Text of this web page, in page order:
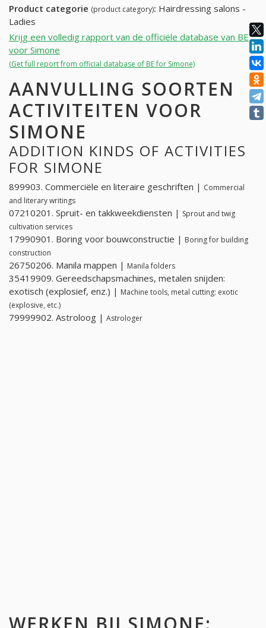
Product categorie (product category): Hairdressing salons -
Ladies
Krijg een volledig rapport van de officiële database van BE
voor Simone
(Get full report from official database of BE for Simone)
AANVULLING SOORTEN
ACTIVITEITEN VOOR
SIMONE
ADDITION KINDS OF ACTIVITIES
FOR SIMONE
899903. Commerciële en literaire geschriften | Commercial
and literary writings
07210201. Spruit- en takkweekdiensten | Sprout and twig
cultivation services
17990901. Boring voor bouwconstructie | Boring for building
construction
26750206. Manila mappen | Manila folders
35419909. Gereedschapsmachines, metalen snijden:
exotisch (explosief, enz.) | Machine tools, metal cutting: exotic
(explosive, etc.)
79999902. Astroloog | Astrologer